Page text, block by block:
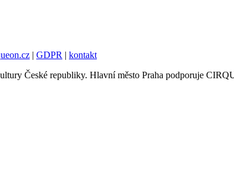
| GDPR | kontakt
České republiky. Hlavní město Praha podporuje